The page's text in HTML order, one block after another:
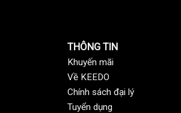
THÔNG TIN
Khuyến mãi
Về KEEDO
Chính sách đại lý
Tuyển dụng